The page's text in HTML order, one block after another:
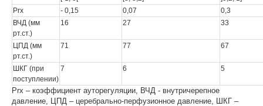
Prx
- 0,15 0,07
0,3
ВЧД (мм
рт.ст.)
16 27 33
ЦПД (мм
рт.ст.)
71 77 67
ШКГ (при
поступлении)
7 6 5
Prx – коэффициент ауторегуляции, ВЧД - внутричерепное
давление, ЦПД – церебрально-перфузионное давление, ШКГ –